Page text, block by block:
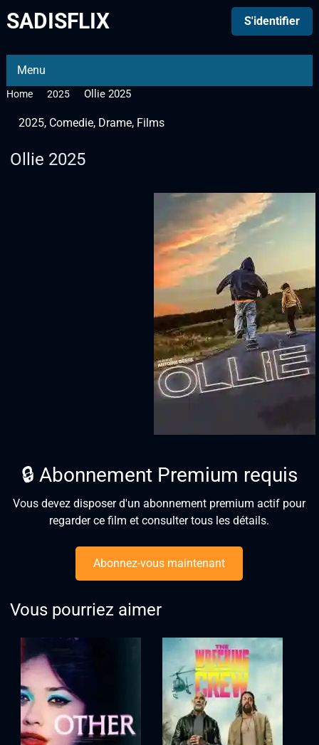
SADISFLIX S'identifier
Menu
Home 2025 Ollie 2025
2025, Comedie, Drame, Films
Ollie 2025
🔒 Abonnement Premium requis
Vous devez disposer d'un abonnement premium actif pour
regarder ce film et consulter tous les détails.
Abonnez-vous maintenant
Vous pourriez aimer